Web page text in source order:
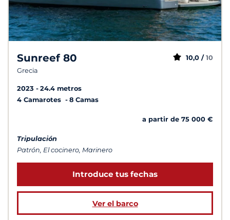
Sunreef 80
Grecia
10,0 / 10
2023
24.4 metros
4 Camarotes
8 Camas
a partir de 75 000 €
Tripulación
Patrón, El cocinero, Marinero
Introduce tus fechas
Ver el barco